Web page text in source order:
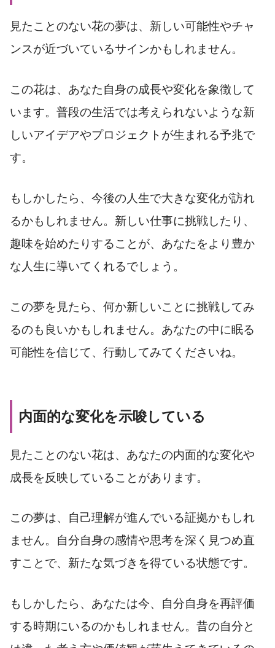
見たことのない花の夢は、新しい可能性やチャ
ンスが近づいているサインかもしれません。
この花は、あなた自身の成長や変化を象徴して
います。普段の生活では考えられないような新
しいアイデアやプロジェクトが生まれる予兆で
す。
もしかしたら、今後の人生で大きな変化が訪れ
るかもしれません。新しい仕事に挑戦したり、
趣味を始めたりすることが、あなたをより豊か
な人生に導いてくれるでしょう。
この夢を見たら、何か新しいことに挑戦してみ
るのも良いかもしれません。あなたの中に眠る
可能性を信じて、行動してみてくださいね。
内面的な変化を示唆している
見たことのない花は、あなたの内面的な変化や
成長を反映していることがあります。
この夢は、自己理解が進んでいる証拠かもしれ
ません。自分自身の感情や思考を深く見つめ直
すことで、新たな気づきを得ている状態です。
もしかしたら、あなたは今、自分自身を再評価
する時期にいるのかもしれません。昔の自分と